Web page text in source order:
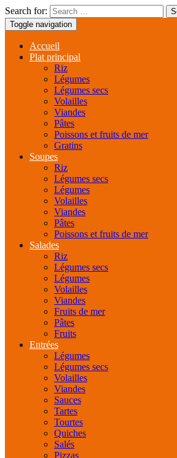
Search for:
Toggle navigation
Accueil
Plat principal
Riz
Légumes
Légumes secs
Volailles
Viandes
Pâtes
Poissons et fruits de mer
Gratins
Soupes
Riz
Légumes secs
Légumes
Volailles
Viandes
Pâtes
Poissons et fruits de mer
Salades
Riz
Légumes secs
Légumes
Volailles
Viandes
Fruits de mer
Pâtes
Fruits
Entrées
Légumes
Légumes secs
Volailles
Viandes
Sauces
Tartes
Tourtes
Quiches
Salés
Pizzas